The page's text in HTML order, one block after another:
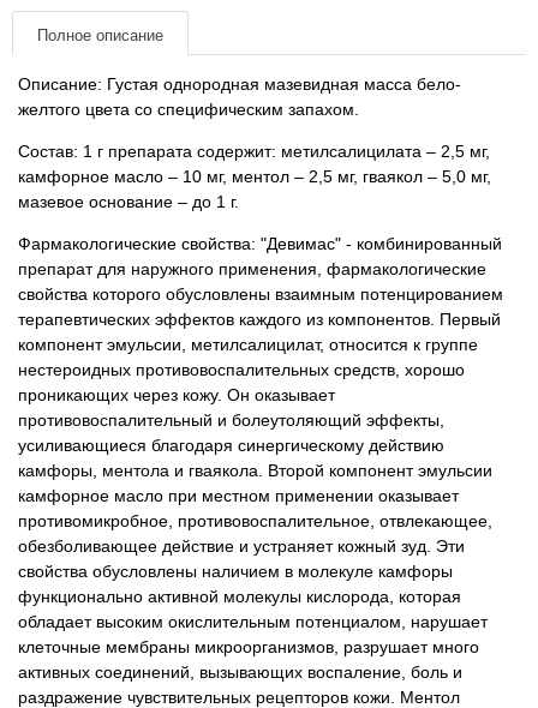
Полное описание
Описание: Густая однородная мазевидная масса бело-
желтого цвета со специфическим запахом.
Состав: 1 г препарата содержит: метилсалицилата – 2,5 мг,
камфорное масло – 10 мг, ментол – 2,5 мг, гваякол – 5,0 мг,
мазевое основание – до 1 г.
Фармакологические свойства: "Девимас" - комбинированный
препарат для наружного применения, фармакологические
свойства которого обусловлены взаимным потенцированием
терапевтических эффектов каждого из компонентов. Первый
компонент эмульсии, метилсалицилат, относится к группе
нестероидных противовоспалительных средств, хорошо
проникающих через кожу. Он оказывает
противовоспалительный и болеутоляющий эффекты,
усиливающиеся благодаря синергическому действию
камфоры, ментола и гваякола. Второй компонент эмульсии
камфорное масло при местном применении оказывает
противомикробное, противовоспалительное, отвлекающее,
обезболивающее действие и устраняет кожный зуд. Эти
свойства обусловлены наличием в молекуле камфоры
функционально активной молекулы кислорода, которая
обладает высоким окислительным потенциалом, нарушает
клеточные мембраны микроорганизмов, разрушает много
активных соединений, вызывающих воспаление, боль и
раздражение чувствительных рецепторов кожи. Ментол
Товари для голубів
Хозряд - хозтовары оптом
Популярные зоотовары
Архив / Снято с производства